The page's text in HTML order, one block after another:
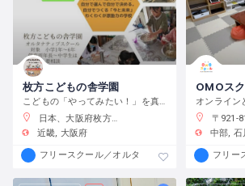
枚方こどもの舎学園
こどもの「やってみたい！」を真ん中に、遊び、学び、活動する、わくわくが原動力の学校です。
日本、大阪府枚方市渚元町２１−３１
近畿 大阪府
フリースクール／オルタナティブスクール
〒921-8151 石川県金
中部 石
フリー